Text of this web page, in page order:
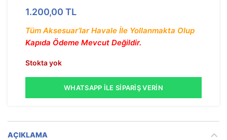
1.200,00 TL
Tüm Aksesuar’lar Havale İle Yollanmakta Olup
Kapıda Ödeme Mevcut Değildir.
Stokta yok
WHATSAPP İLE SIPARIŞ VERIN
AÇIKLAMA